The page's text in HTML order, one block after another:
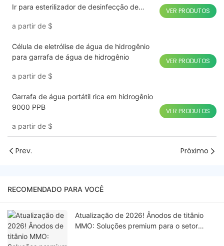
Ir para esterilizador de desinfecção de
a partir de $
VER PRODUTOS
Célula de eletrólise de água de hidrogênio
para garrafa de água de hidrogênio
a partir de $
VER PRODUTOS
Garrafa de água portátil rica em hidrogênio
9000 PPB
a partir de $
VER PRODUTOS
Prev. Próximo
RECOMENDADO PARA VOCÊ
Atualização de 2026! Ânodos de titânio
MMO: Soluções premium para o setor